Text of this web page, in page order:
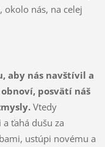
okolo nás, na celej
aby nás navštívil a
posvätí náš
Vtedy
ťahá dušu za
ustúpi novému a